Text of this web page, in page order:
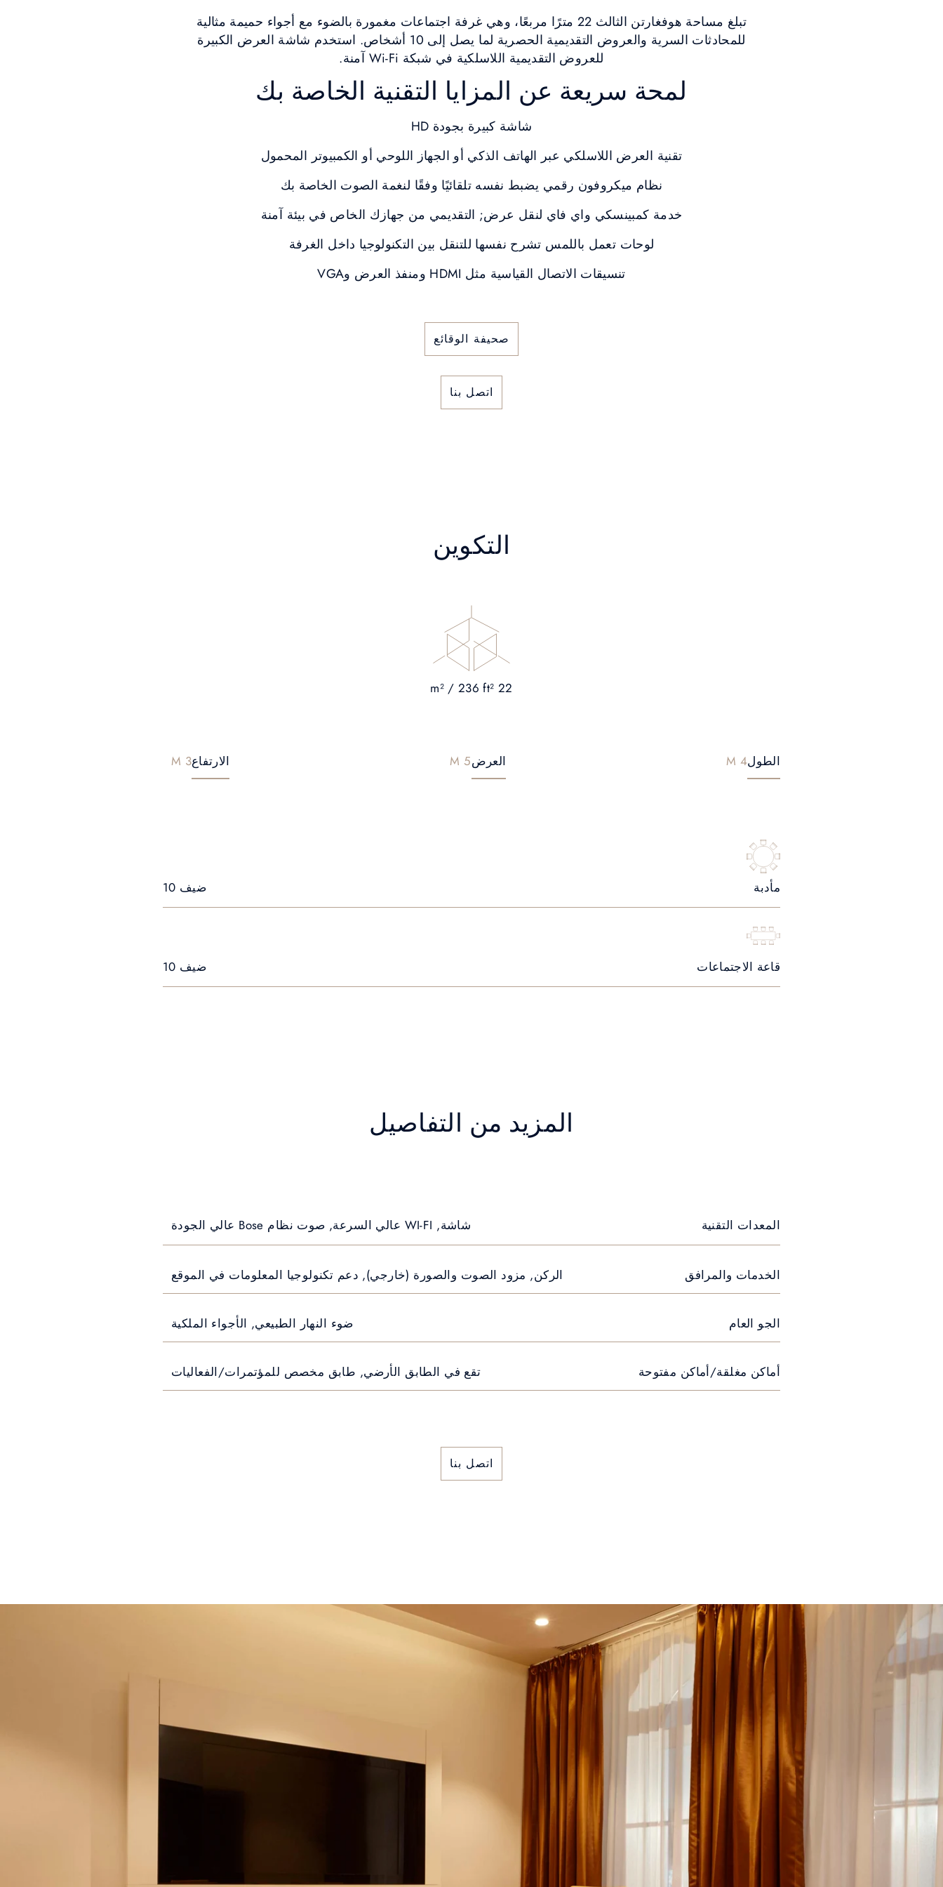
تبلغ مساحة هوفغارتن الثالث 22 مترًا مربعًا، وهي غرفة اجتماعات مغمورة بالضوء مع أجواء حميمة مثالية
للمحادثات السرية والعروض التقديمية الحصرية لما يصل إلى 10 أشخاص. استخدم شاشة العرض الكبيرة
للعروض التقديمية اللاسلكية في شبكة Wi-Fi آمنة.
لمحة سريعة عن المزايا التقنية الخاصة بك
شاشة كبيرة بجودة HD
تقنية العرض اللاسلكي عبر الهاتف الذكي أو الجهاز اللوحي أو الكمبيوتر المحمول
نظام ميكروفون رقمي يضبط نفسه تلقائيًا وفقًا لنغمة الصوت الخاصة بك
خدمة كمبينسكي واي فاي لنقل عرض; التقديمي من جهازك الخاص في بيئة آمنة
لوحات تعمل باللمس تشرح نفسها للتنقل بين التكنولوجيا داخل الغرفة
تنسيقات الاتصال القياسية مثل HDMI ومنفذ العرض وVGA
صحيفة الوقائع
اتصل بنا
التكوين
22 m² / 236 ft²
الطول4 M العرض5 M الارتفاع3 M
مأدبة ضيف 10
قاعة الاجتماعات ضيف 10
المزيد من التفاصيل
المعدات التقنية شاشة, WI-FI عالي السرعة, صوت نظام Bose عالي الجودة
الخدمات والمرافق الركن, مزود الصوت والصورة (خارجي), دعم تكنولوجيا المعلومات في الموقع
الجو العام ضوء النهار الطبيعي, الأجواء الملكية
أماكن مغلقة/أماكن مفتوحة تقع في الطابق الأرضي, طابق مخصص للمؤتمرات/الفعاليات
اتصل بنا